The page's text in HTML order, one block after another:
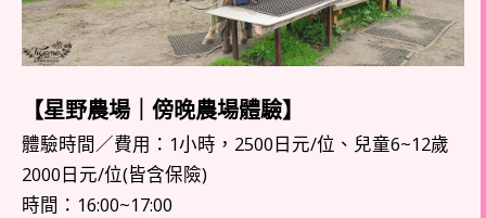
【星野農場｜傍晚農場體驗】
體驗時間／費用：1小時，2500日元/位、兒童6~12歲
2000日元/位(皆含保險)
時間：16:00~17:00